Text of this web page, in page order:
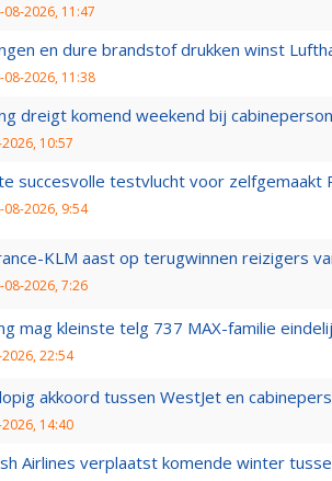
08-2026, 11:47
en dure brandstof drukken winst
08-2026, 11:38
dreigt komend weekend bij
10:57
succesvolle testvlucht voor zelfgemaakt
08-2026, 9:54
KLM aast op terugwinnen reizigers
08-2026, 7:26
mag kleinste telg 737 MAX-familie
22:54
akkoord tussen WestJet en
14:40
Airlines verplaatst komende winter